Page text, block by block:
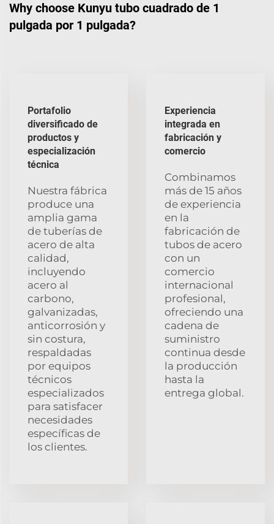
Why choose Kunyu tubo cuadrado de 1
pulgada por 1 pulgada?
Portafolio
diversificado de
productos y
especialización
técnica
Nuestra fábrica
produce una
amplia gama
de tuberías de
acero de alta
calidad,
incluyendo
acero al
carbono,
galvanizadas,
anticorrosión y
sin costura,
respaldadas
por equipos
técnicos
especializados
para satisfacer
necesidades
específicas de
los clientes.
Experiencia
integrada en
fabricación y
comercio
Combinamos
más de 15 años
de experiencia
en la
fabricación de
tubos de acero
con un
comercio
internacional
profesional,
ofreciendo una
cadena de
suministro
continua desde
la producción
hasta la
entrega global.